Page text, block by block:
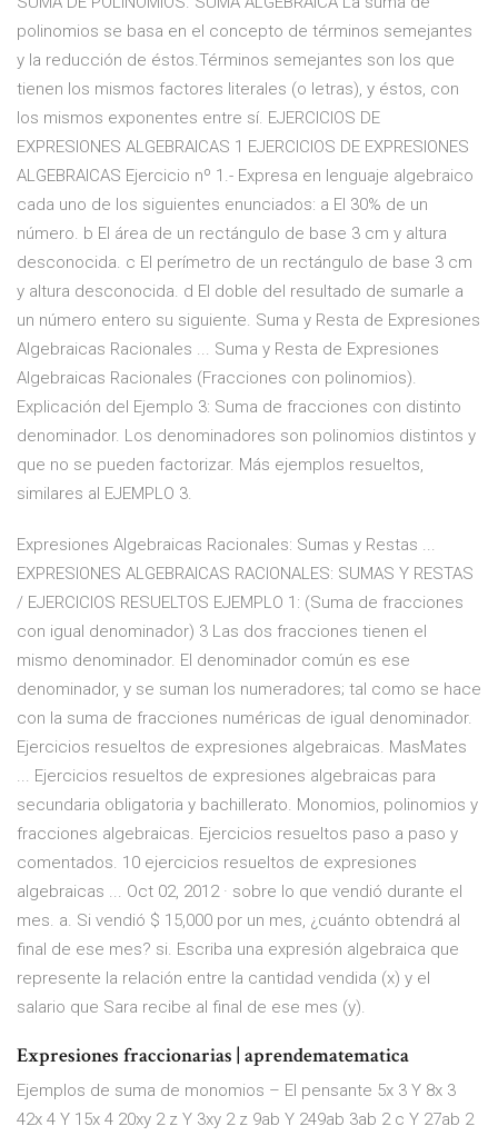
polinomios se basa en el concepto de términos semejantes
y la reducción de éstos.Términos semejantes son los que
tienen los mismos factores literales (o letras), y éstos, con
los mismos exponentes entre sí. EJERCICIOS DE
EXPRESIONES ALGEBRAICAS 1 EJERCICIOS DE EXPRESIONES
ALGEBRAICAS Ejercicio nº 1.- Expresa en lenguaje algebraico
cada uno de los siguientes enunciados: a El 30% de un
número. b El área de un rectángulo de base 3 cm y altura
desconocida. c El perímetro de un rectángulo de base 3 cm
y altura desconocida. d El doble del resultado de sumarle a
un número entero su siguiente. Suma y Resta de Expresiones
Algebraicas Racionales ... Suma y Resta de Expresiones
Algebraicas Racionales (Fracciones con polinomios).
Explicación del Ejemplo 3: Suma de fracciones con distinto
denominador. Los denominadores son polinomios distintos y
que no se pueden factorizar. Más ejemplos resueltos,
similares al EJEMPLO 3.
Expresiones Algebraicas Racionales: Sumas y Restas ...
EXPRESIONES ALGEBRAICAS RACIONALES: SUMAS Y RESTAS
/ EJERCICIOS RESUELTOS EJEMPLO 1: (Suma de fracciones
con igual denominador) 3 Las dos fracciones tienen el
mismo denominador. El denominador común es ese
denominador, y se suman los numeradores; tal como se hace
con la suma de fracciones numéricas de igual denominador.
Ejercicios resueltos de expresiones algebraicas. MasMates
... Ejercicios resueltos de expresiones algebraicas para
secundaria obligatoria y bachillerato. Monomios, polinomios y
fracciones algebraicas. Ejercicios resueltos paso a paso y
comentados. 10 ejercicios resueltos de expresiones
algebraicas ... Oct 02, 2012 · sobre lo que vendió durante el
mes. a. Si vendió $ 15,000 por un mes, ¿cuánto obtendrá al
final de ese mes? si. Escriba una expresión algebraica que
represente la relación entre la cantidad vendida (x) y el
salario que Sara recibe al final de ese mes (y).
Expresiones fraccionarias | aprendematematica
Ejemplos de suma de monomios – El pensante 5x 3 Y 8x 3
42x 4 Y 15x 4 20xy 2 z Y 3xy 2 z 9ab Y 249ab 3ab 2 c Y 27ab 2